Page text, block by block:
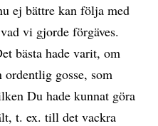
ej bättre kan följa med
vi gjorde förgäves.
bästa hade varit, om
ordentlig gosse, som
Du hade kunnat göra
t. ex. till det vackra